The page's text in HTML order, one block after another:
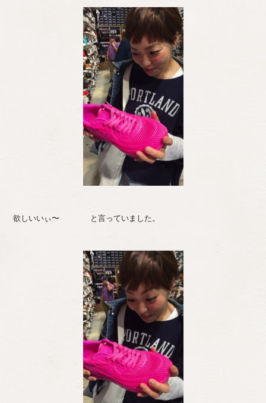
欲しいいぃ〜 と言っていました。